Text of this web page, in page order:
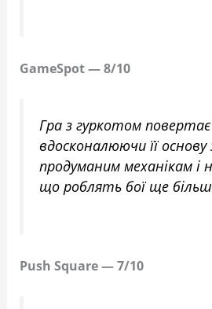
GameSpot — 8/10
Гра з гуркотом
вдосконалюючи її основу
продуманим механікам і
що роблять бої ще
Push Square — 7/10